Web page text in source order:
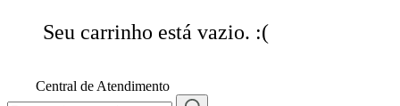
Seu carrinho está vazio. :(
Central de Atendimento